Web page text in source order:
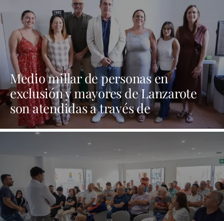
Medio millar de personas en
exclusión y mayores de Lanzarote
son atendidas a través de
programas sociales